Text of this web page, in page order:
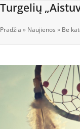
Skip
content
Turgelių
Open
mobile
Close
mobile
Pradžia » Naujienos » Be